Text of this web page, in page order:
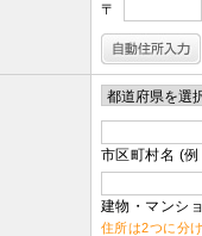
〒
市区町村名 (
建物・マンシ
住所は2つに分